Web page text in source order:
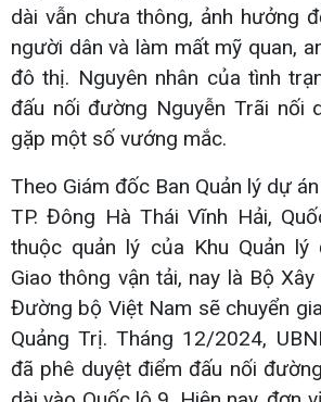
dài vẫn chưa thông, ảnh hưởng
người dân và làm mất mỹ quan,
đô thị. Nguyên nhân của tình
đấu nối đường Nguyễn Trãi nối
gặp một số vướng mắc.
Theo Giám đốc Ban Quản lý dự
TP. Đông Hà Thái Vĩnh Hải,
thuộc quản lý của Khu Quản
Giao thông vận tải, nay là Bộ
Đường bộ Việt Nam sẽ chuyển
Quảng Trị. Tháng 12/2024,
đã phê duyệt điểm đấu nối